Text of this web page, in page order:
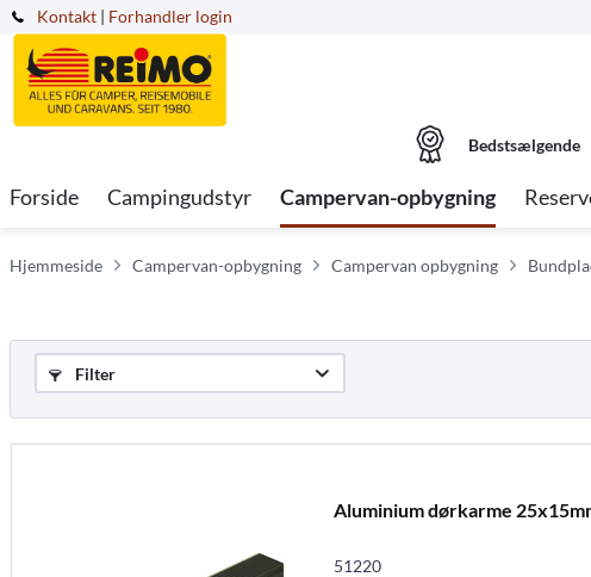
Kontakt | Forhandler login
Bedstsælgende
Forside Campingudstyr Campervan-opbygning
Hjemmeside Campervan-opbygning Campervan opbygning
Filter
Aluminium dørkarme
51220